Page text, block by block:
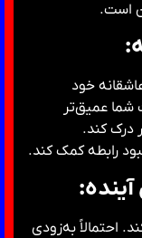
است.
خود
شما عمیق‌تر
درک کند.
رابطه کمک کند.
احتمالاً به‌زودی